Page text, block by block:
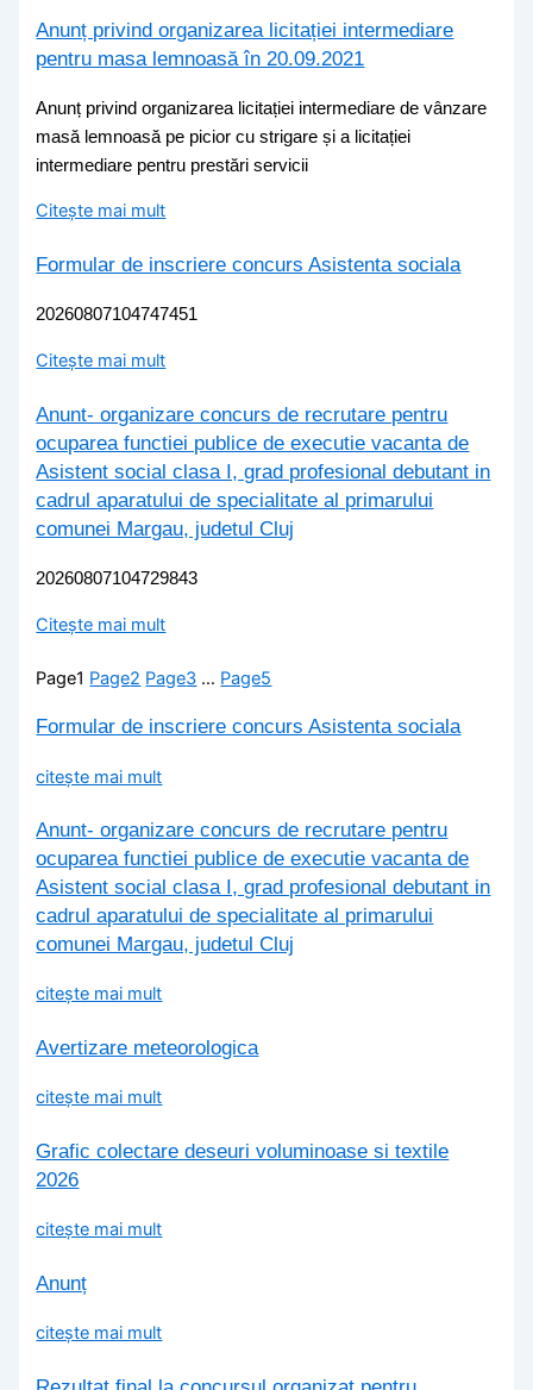
Anunț privind organizarea licitației intermediare
pentru masa lemnoasă în 20.09.2021
Anunț privind organizarea licitației intermediare de vânzare
masă lemnoasă pe picior cu strigare și a licitației
intermediare pentru prestări servicii
Citește mai mult
Formular de inscriere concurs Asistenta sociala
20260807104747451
Citește mai mult
Anunt- organizare concurs de recrutare pentru
ocuparea functiei publice de executie vacanta de
Asistent social clasa I, grad profesional debutant in
cadrul aparatului de specialitate al primarului
comunei Margau, judetul Cluj
20260807104729843
Citește mai mult
Page1 Page2 Page3 … Page5
Formular de inscriere concurs Asistenta sociala
citește mai mult
Anunt- organizare concurs de recrutare pentru
ocuparea functiei publice de executie vacanta de
Asistent social clasa I, grad profesional debutant in
cadrul aparatului de specialitate al primarului
comunei Margau, judetul Cluj
citește mai mult
Avertizare meteorologica
citește mai mult
Grafic colectare deseuri voluminoase si textile
2026
citește mai mult
Anunț
citește mai mult